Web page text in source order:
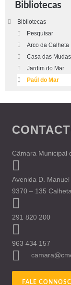
Bibliotecas
Bibliotecas
Pesquisar
Arco da Calheta
Casa das Mudas
Jardim do Mar
Paúl do Mar
Câmara Municipal
Avenida D.
9370 – 135 Calheta
291 820 200
963 434 157
FALE